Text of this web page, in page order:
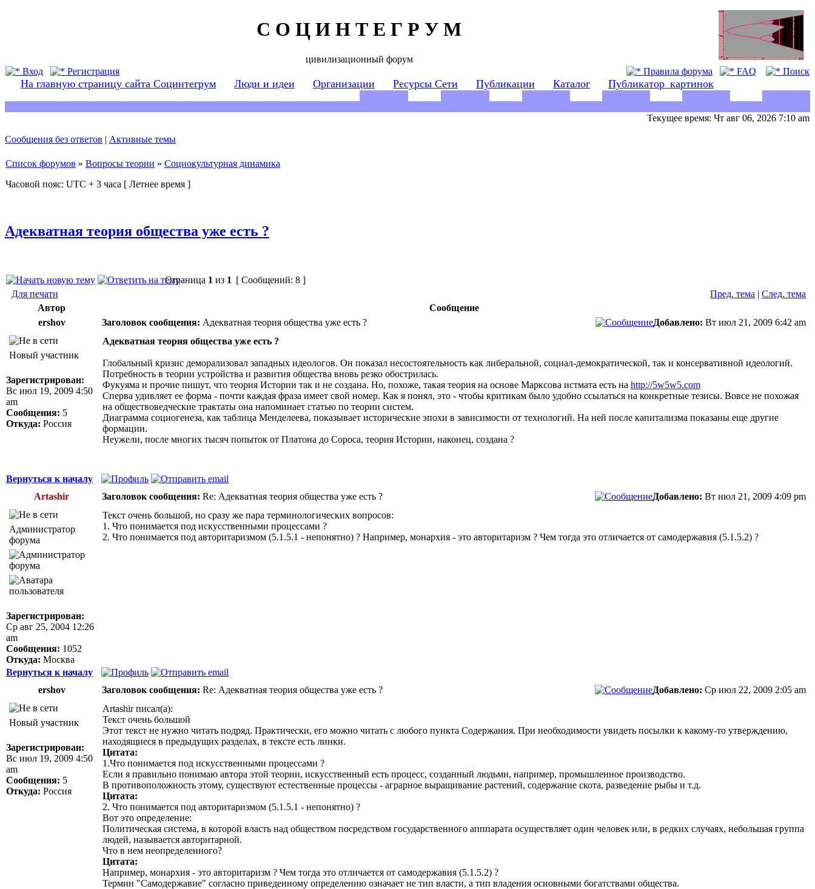
С О Ц И Н Т Е Г Р У М
цивилизационный форум
Вход
Регистрация Правила форума FAQ Поиск
На главную страницу сайта Социнтегрум Люди и идеи Организации Ресурсы Сети Публикации Каталог Публикатор_картинок
Текущее время: Чт авг 06, 2026 7:10 am
Сообщения без ответов | Активные темы
Список форумов » Вопросы теории » Социокультурная динамика
Часовой пояс: UTC + 3 часа [ Летнее время ]
Адекватная теория общества уже есть ?
Страница 1 из 1 [ Сообщений: 8 ]
Для печати
Пред. тема | След. тема
Автор
Сообщение
ershov
Заголовок сообщения: Адекватная теория общества уже есть ? Добавлено: Вт июл 21, 2009 6:42 am
Новый участник
Зарегистрирован:
Вс июл 19, 2009 4:50
am
Сообщения: 5
Откуда: Россия
Адекватная теория общества уже есть ?
Глобальный кризис деморализовал западных идеологов. Он показал несостоятельность как либеральной, социал-демократической, так и консервативной идеологий.
Потребность в теории устройства и развития общества вновь резко обострилась.
Фукуяма и прочие пишут, что теория Истории так и не создана. Но, похоже, такая теория на основе Марксова истмата есть на http://5w5w5.com
Сперва удивляет ее форма - почти каждая фраза имеет свой номер. Как я понял, это - чтобы критикам было удобно ссылаться на конкретные тезисы. Вовсе не похожая
на обществоведческие трактаты она напоминает статью по теории систем.
Диаграмма социогенеза, как таблица Менделеева, показывает исторические эпохи в зависимости от технологий. На ней после капитализма показаны еще другие
формации.
Неужели, после многих тысяч попыток от Платона до Сороса, теория Истории, наконец, создана ?
Вернуться к началу
Artashir
Заголовок сообщения: Re: Адекватная теория общества уже есть ? Добавлено: Вт июл 21, 2009 4:09 pm
Администратор
форума
Зарегистрирован:
Ср авг 25, 2004 12:26
am
Сообщения: 1052
Откуда: Москва
Текст очень большой, но сразу же пара терминологических вопросов:
1. Что понимается под искусственными процессами ?
2. Что понимается под авторитаризмом (5.1.5.1 - непонятно) ? Например, монархия - это авторитаризм ? Чем тогда это отличается от самодержавия (5.1.5.2) ?
Вернуться к началу
ershov
Заголовок сообщения: Re: Адекватная теория общества уже есть ? Добавлено: Ср июл 22, 2009 2:05 am
Новый участник
Зарегистрирован:
Вс июл 19, 2009 4:50
am
Сообщения: 5
Откуда: Россия
Artashir писал(а):
Текст очень большой
Этот текст не нужно читать подряд. Практически, его можно читать с любого пункта Содержания. При необходимости увидеть посылки к какому-то утверждению,
находящиеся в предыдущих разделах, в тексте есть линки.
Цитата:
1.Что понимается под искусственными процессами ?
Если я правильно понимаю автора этой теории, искусственный есть процесс, созданный людьми, например, промышленное производство.
В противоположность этому, существуют естественные процессы - аграрное выращивание растений, содержание скота, разведение рыбы и т.д.
Цитата:
2. Что понимается под авторитаризмом (5.1.5.1 - непонятно) ?
Вот это определение:
Политическая система, в которой власть над обществом посредством государственного апппарата осуществляет один человек или, в редких случаях, небольшая группа
людей, называется авторитарной.
Что в нем неопределенного?
Цитата:
Например, монархия - это авторитаризм ? Чем тогда это отличается от самодержавия (5.1.5.2) ?
Термин "Самодержавие" согласно приведенному определению означает не тип власти, а тип владения основными богатствами общества.